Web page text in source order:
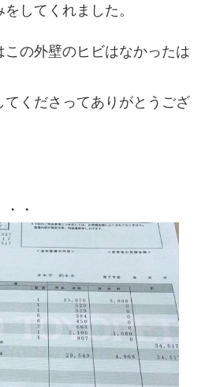
してくれました。
この外壁のヒビはなかったは
てくださってありがとうござ
・